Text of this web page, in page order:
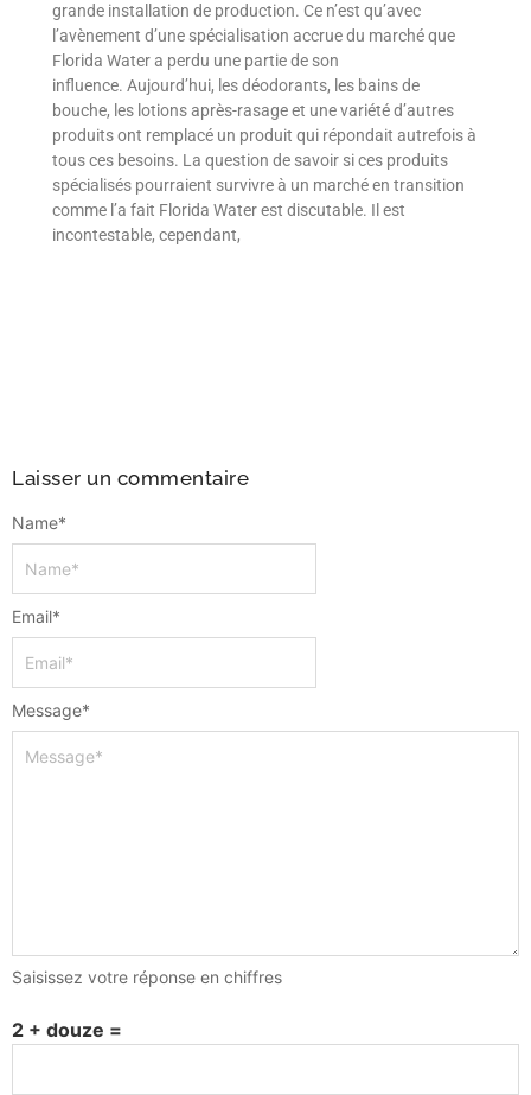
grande installation de production. Ce n’est qu’avec
l’avènement d’une spécialisation accrue du marché que
Florida Water a perdu une partie de son
influence. Aujourd’hui, les déodorants, les bains de
bouche, les lotions après-rasage et une variété d’autres
produits ont remplacé un produit qui répondait autrefois à
tous ces besoins. La question de savoir si ces produits
spécialisés pourraient survivre à un marché en transition
comme l’a fait Florida Water est discutable. Il est
incontestable, cependant,
Laisser un commentaire
Message*
Name*
Email*
Saisissez votre réponse en chiffres
2 + douze =